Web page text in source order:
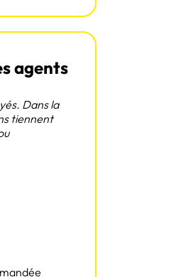
agents
Dans la
tiennent